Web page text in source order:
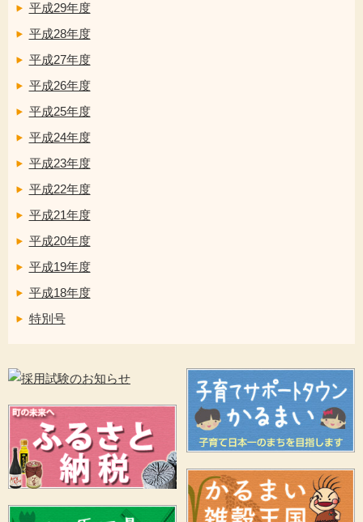
平成29年度
平成28年度
平成27年度
平成26年度
平成25年度
平成24年度
平成23年度
平成22年度
平成21年度
平成20年度
平成19年度
平成18年度
特別号